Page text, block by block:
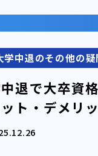
学中退のその他の疑
退で大卒資
ト・デメリ